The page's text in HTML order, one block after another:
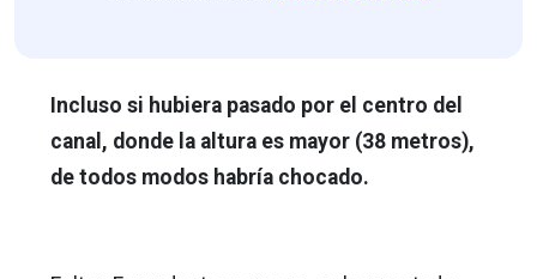
Incluso si hubiera pasado por el centro del
canal, donde la altura es mayor (38 metros),
de todos modos habría chocado.